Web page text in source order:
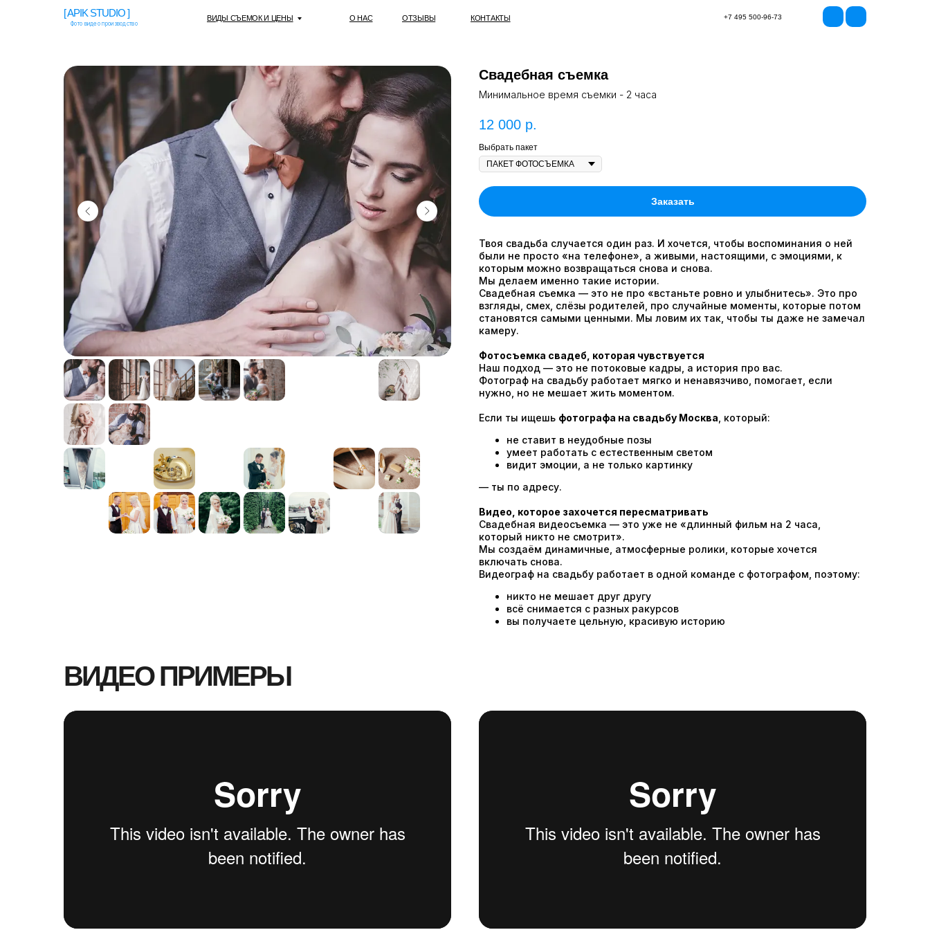
КОНТАКТЫ
ОТЗЫВЫ
О НАС
ВИДЫ СЪЕМОК И ЦЕНЫ
[ APIK STUDIO ]
Фото видео производство
+7 495 500-96-73
Свадебная съемка
Минимальное время съемки - 2 часа
12 000 р.
Выбрать пакет
Заказать
Твоя свадьба случается один раз. И хочется, чтобы воспоминания о ней
были не просто «на телефоне», а живыми, настоящими, с эмоциями, к
которым можно возвращаться снова и снова.
Мы делаем именно такие истории.
Свадебная съемка — это не про «встаньте ровно и улыбнитесь». Это про
взгляды, смех, слёзы родителей, про случайные моменты, которые потом
становятся самыми ценными. Мы ловим их так, чтобы ты даже не замечал
камеру.
Фотосъемка свадеб, которая чувствуется
Наш подход — это не потоковые кадры, а история про вас.
Фотограф на свадьбу работает мягко и ненавязчиво, помогает, если
нужно, но не мешает жить моментом.
Если ты ищешь фотографа на свадьбу Москва , который:
не ставит в неудобные позы
умеет работать с естественным светом
видит эмоции, а не только картинку
— ты по адресу.
Видео, которое захочется пересматривать
Свадебная видеосъемка — это уже не «длинный фильм на 2 часа,
который никто не смотрит».
Мы создаём динамичные, атмосферные ролики, которые хочется
включать снова.
Видеограф на свадьбу работает в одной команде с фотографом, поэтому:
никто не мешает друг другу
всё снимается с разных ракурсов
вы получаете цельную, красивую историю
ВИДЕО ПРИМЕРЫ